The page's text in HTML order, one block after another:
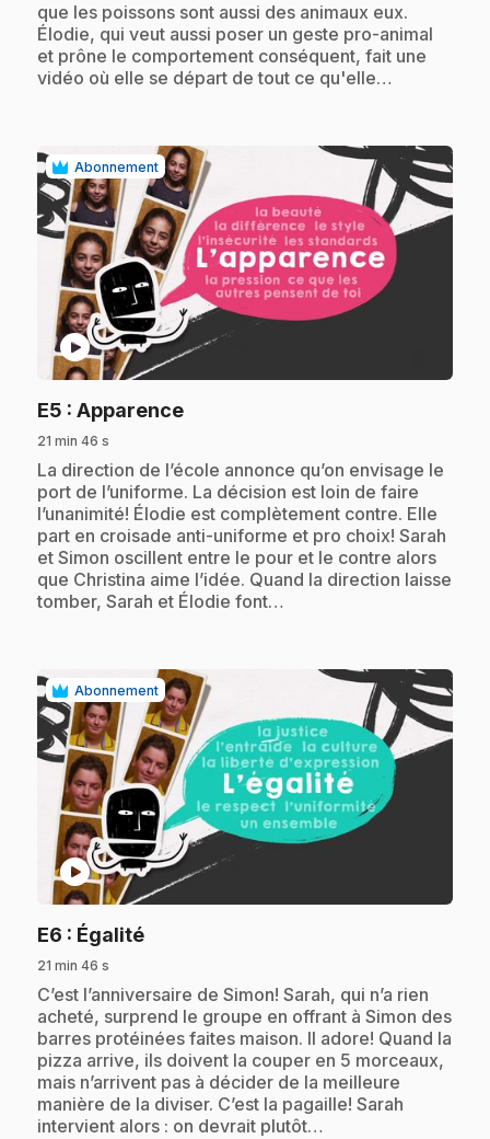
que les poissons sont aussi des animaux eux.
Élodie, qui veut aussi poser un geste pro-animal
et prône le comportement conséquent, fait une
vidéo où elle se départ de tout ce qu'elle…
Abonnement
play_circle
E5 : Apparence.
21 min 46 s
.La direction de l’école annonce qu’on envisage le
port de l’uniforme. La décision est loin de faire
l’unanimité! Élodie est complètement contre. Elle
part en croisade anti-uniforme et pro choix! Sarah
et Simon oscillent entre le pour et le contre alors
que Christina aime l’idée. Quand la direction laisse
tomber, Sarah et Élodie font…
Abonnement
play_circle
E6 : Égalité.
21 min 46 s
.C’est l’anniversaire de Simon! Sarah, qui n’a rien
acheté, surprend le groupe en offrant à Simon des
barres protéinées faites maison. Il adore! Quand la
pizza arrive, ils doivent la couper en 5 morceaux,
mais n’arrivent pas à décider de la meilleure
manière de la diviser. C’est la pagaille! Sarah
intervient alors : on devrait plutôt…